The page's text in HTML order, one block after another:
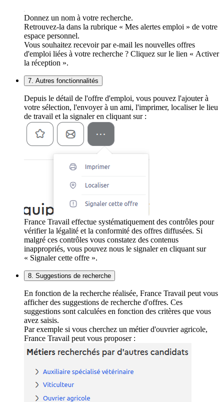
Donnez un nom à votre recherche.
Retrouvez-la dans la rubrique « Mes alertes emploi » de votre
espace personnel.
Vous souhaitez recevoir par e-mail les nouvelles offres
d'emploi liées à votre recherche ? Cliquez sur le lien « Activer
la réception ».
7. Autres fonctionnalités
Depuis le détail de l'offre d'emploi, vous pouvez l'ajouter à
votre sélection, l'envoyer à un ami, l'imprimer, localiser le lieu
de travail et la signaler en cliquant sur :
France Travail effectue systématiquement des contrôles pour
vérifier la légalité et la conformité des offres diffusées. Si
malgré ces contrôles vous constatez des contenus
inappropriés, vous pouvez nous le signaler en cliquant sur
« Signaler cette offre ».
8. Suggestions de recherche
En fonction de la recherche réalisée, France Travail peut vous
afficher des suggestions de recherche d'offres. Ces
suggestions sont calculées en fonction des critères que vous
avez saisis.
Par exemple si vous cherchez un métier d'ouvrier agricole,
France Travail peut vous proposer :